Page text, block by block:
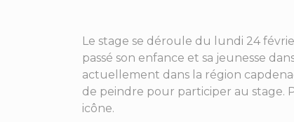
Le stage se déroule du lundi 24
passé son enfance et sa jeunesse
actuellement dans la région
de peindre pour participer au stage.
icône.